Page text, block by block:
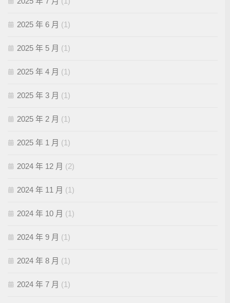
2025 年 6 月 (1)
2025 年 5 月 (1)
2025 年 4 月 (1)
2025 年 3 月 (1)
2025 年 2 月 (1)
2025 年 1 月 (1)
2024 年 12 月 (2)
2024 年 11 月 (1)
2024 年 10 月 (1)
2024 年 9 月 (1)
2024 年 8 月 (1)
2024 年 7 月 (1)